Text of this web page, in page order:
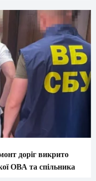
доріг викрито
ОВА та спільника